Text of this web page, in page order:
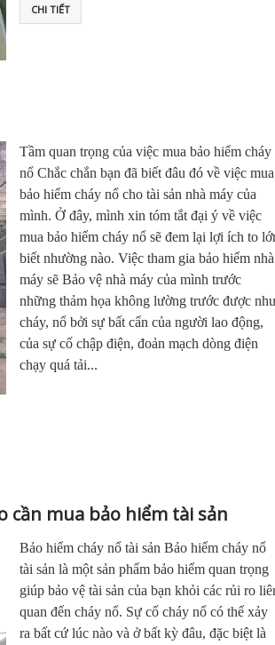
CHI TIẾT
Tầm quan trọng của việc mua bảo hiểm cháy
nổ Chắc chắn bạn đã biết đâu đó về việc mua
bảo hiểm cháy nổ cho tài sản nhà máy của
mình. Ở đây, mình xin tóm tắt đại ý về việc
mua bảo hiểm cháy nổ sẽ đem lại lợi ích to
biết nhường nào. Việc tham gia bảo hiểm nhà
máy sẽ Bảo vệ nhà máy của mình trước
những thảm họa không lường trước được
cháy, nổ bởi sự bất cẩn của người lao động,
của sự cố chập điện, đoản mạch dòng điện
chạy quá tải...
cần mua bảo hiểm tài sản
Bảo hiểm cháy nổ tài sản Bảo hiểm cháy nổ
tài sản là một sản phẩm bảo hiểm quan trọng
giúp bảo vệ tài sản của bạn khỏi các rủi ro
quan đến cháy nổ. Sự cố cháy nổ có thể xảy
ra bất cứ lúc nào và ở bất kỳ đâu, đặc biệt là